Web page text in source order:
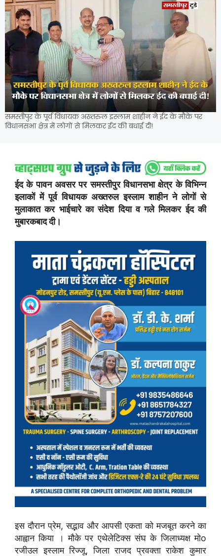
समस्तीपुर के पूर्व विधायक अख्तरुल इस्लाम शाहीन ने ईद के मौके पर
विधानसभा क्षेत्र में लोगों से मिलकर ईद की बधाई दी!
ईद के पावन अवसर पर समस्तीपुर विधानसभा क्षेत्र के विभिन्न
इलाकों में पूर्व विधायक अख्तरुल इस्लाम शाहीन ने लोगों से
मुलाकात कर भाईचारे का संदेश दिया व गले मिलकर ईद की
मुबारकबाद दी।
इस दौरान प्रेम, सद्भाव और आपसी एकता को मजबूत करने का
आह्वान किया । मौके पर एथेलेटिक्स संघ के जिलाध्यक्ष मोo
रजीउल इस्लाम रिज्जू, जिला राजद प्रवक्ता राकेश कुमार